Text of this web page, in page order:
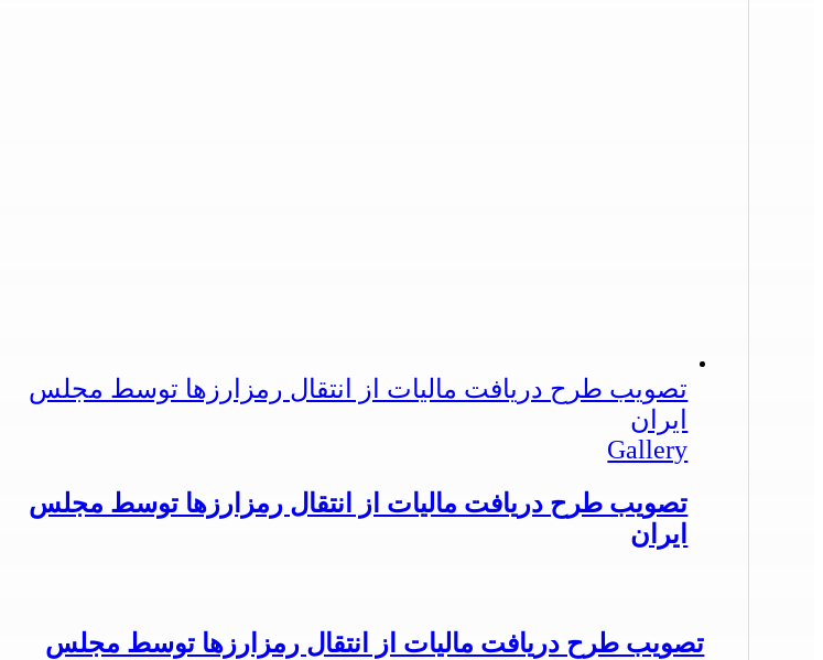
تصویب طرح دریافت مالیات از انتقال رمزارزها توسط مجلس
ایران
Gallery
تصویب طرح دریافت مالیات از انتقال رمزارزها توسط مجلس
ایران
تصویب طرح دریافت مالیات از انتقال رمزارزها توسط مجلس